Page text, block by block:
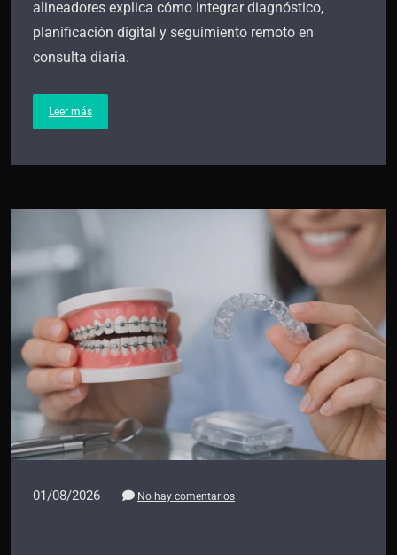
alineadores explica cómo integrar diagnóstico,
planificación digital y seguimiento remoto en
consulta diaria.
Leer más
01/08/2026 No hay comentarios